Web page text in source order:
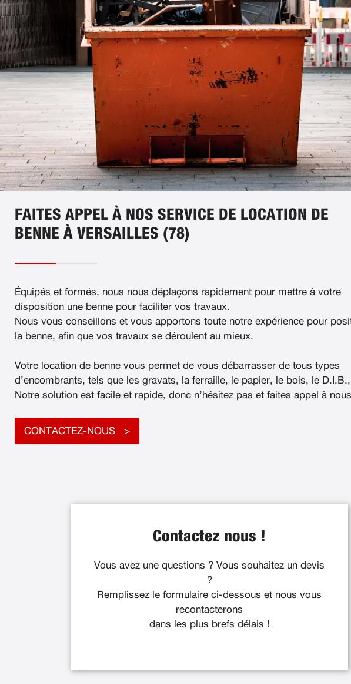
FAITES APPEL À NOS SERVICE DE LOCATION DE
BENNE À VERSAILLES (78)
Équipés et formés, nous nous déplaçons rapidement pour mettre à votre
disposition une benne pour faciliter vos travaux.
Nous vous conseillons et vous apportons toute notre expérience pour
la benne, afin que vos travaux se déroulent au mieux.
Votre location de benne vous permet de vous débarrasser de tous types
d’encombrants, tels que les gravats, la ferraille, le papier, le bois, le
Notre solution est facile et rapide, donc n’hésitez pas et faites appel à
CONTACTEZ-NOUS
Contactez nous !
Vous avez une questions ? Vous souhaitez un devis
?
Remplissez le formulaire ci-dessous et nous vous
recontacterons
dans les plus brefs délais !